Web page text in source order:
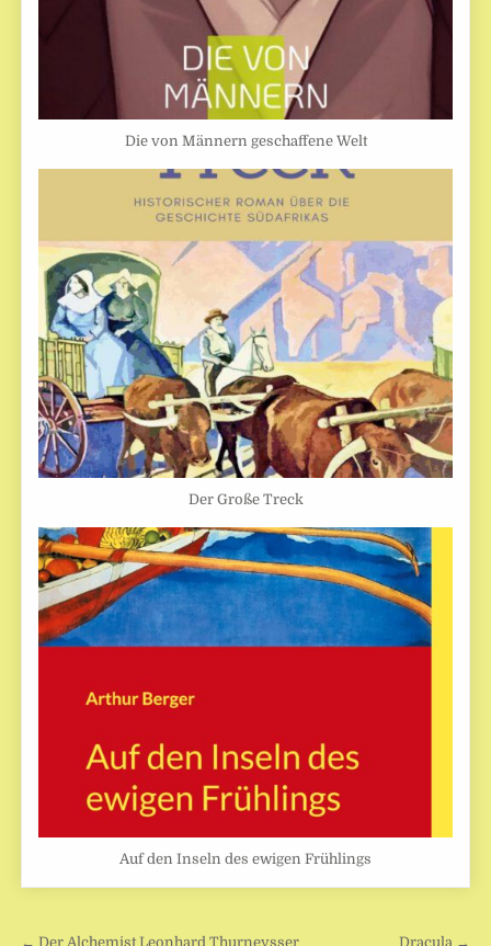
Die von Männern geschaffene Welt
Der Große Treck
Auf den Inseln des ewigen Frühlings
← Der Alchemist Leonhard Thurneysser Dracula →